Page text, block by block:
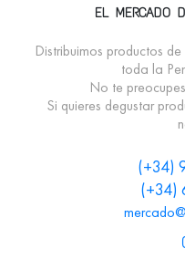
EL MERCADO
Distribuimos productos
toda la
No te
Si quieres degustar
(+34)
(+34)